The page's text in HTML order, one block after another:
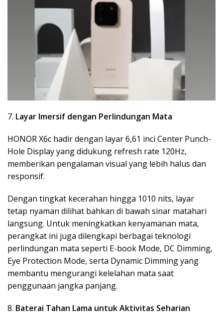
7. Layar Imersif dengan Perlindungan Mata
HONOR X6c hadir dengan layar 6,61 inci Center Punch-
Hole Display yang didukung refresh rate 120Hz,
memberikan pengalaman visual yang lebih halus dan
responsif.
Dengan tingkat kecerahan hingga 1010 nits, layar
tetap nyaman dilihat bahkan di bawah sinar matahari
langsung. Untuk meningkatkan kenyamanan mata,
perangkat ini juga dilengkapi berbagai teknologi
perlindungan mata seperti E-book Mode, DC Dimming,
Eye Protection Mode, serta Dynamic Dimming yang
membantu mengurangi kelelahan mata saat
penggunaan jangka panjang.
8. Baterai Tahan Lama untuk Aktivitas Seharian